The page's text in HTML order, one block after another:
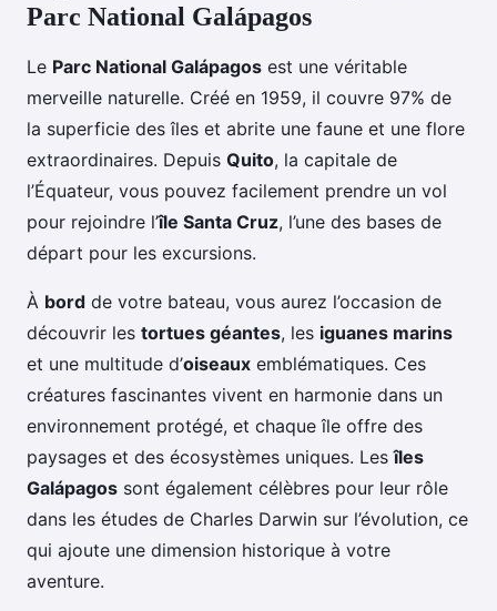
Parc National Galápagos
Le Parc National Galápagos est une véritable
merveille naturelle. Créé en 1959, il couvre 97% de
la superficie des îles et abrite une faune et une flore
extraordinaires. Depuis Quito, la capitale de
l’Équateur, vous pouvez facilement prendre un vol
pour rejoindre l’île Santa Cruz, l’une des bases de
départ pour les excursions.
À bord de votre bateau, vous aurez l’occasion de
découvrir les tortues géantes, les iguanes marins
et une multitude d’oiseaux emblématiques. Ces
créatures fascinantes vivent en harmonie dans un
environnement protégé, et chaque île offre des
paysages et des écosystèmes uniques. Lesîles
Galápagos sont également célèbres pour leur rôle
dans les études de Charles Darwin sur l’évolution, ce
qui ajoute une dimension historique à votre
aventure.